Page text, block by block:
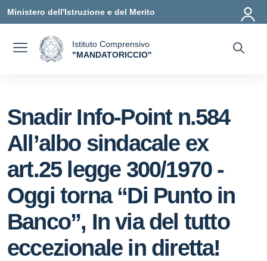
Ministero dell'Istruzione e del Merito
Istituto Comprensivo
"MANDATORICCIO"
Snadir Info-Point n.584
All’albo sindacale ex
art.25 legge 300/1970 -
Oggi torna “Di Punto in
Banco”, In via del tutto
eccezionale in diretta!